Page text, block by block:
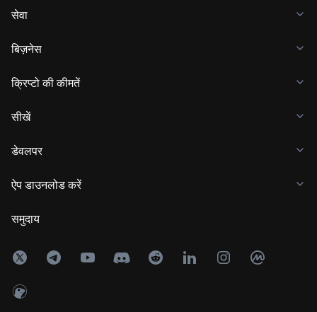
सेवा
बिज़नेस
क्रिप्टो की कीमतें
सीखें
डेवलपर
ऐप डाउनलोड करें
समुदाय